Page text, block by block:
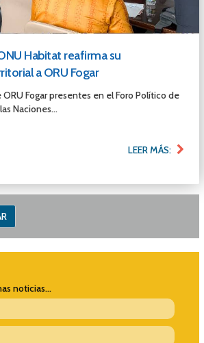
Habitat reafirma su
a ORU Fogar
Fogar presentes en el Foro Político de
Naciones...
LEER MÁS:
noticias...